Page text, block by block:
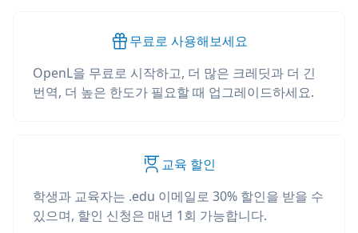
무료로 사용해보세요
OpenL을 무료로 시작하고, 더 많은 크레딧과 더 긴
번역, 더 높은 한도가 필요할 때 업그레이드하세요.
교육 할인
학생과 교육자는 .edu 이메일로 30% 할인을 받을 수
있으며, 할인 신청은 매년 1회 가능합니다.